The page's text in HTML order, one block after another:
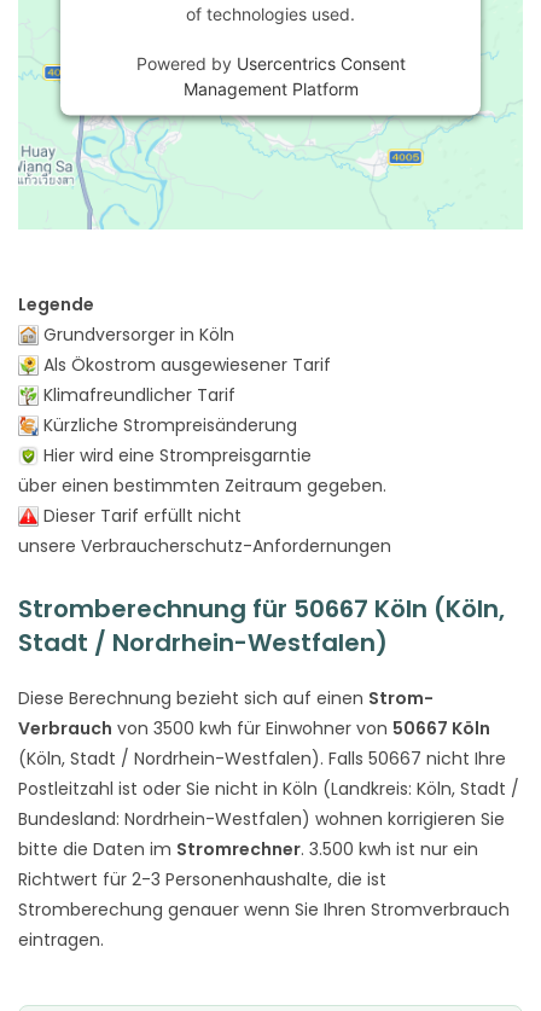
of technologies used.
Powered by Usercentrics Consent
Management Platform
Legende
Grundversorger in Köln
Als Ökostrom ausgewiesener Tarif
Klimafreundlicher Tarif
Kürzliche Strompreisänderung
Hier wird eine Strompreisgarntie
über einen bestimmten Zeitraum gegeben.
Dieser Tarif erfüllt nicht
unsere Verbraucherschutz-Anfordernungen
Stromberechnung für 50667 Köln (Köln,
Stadt / Nordrhein-Westfalen)
Diese Berechnung bezieht sich auf einen Strom-
Verbrauch von 3500 kwh für Einwohner von 50667 Köln
(Köln, Stadt / Nordrhein-Westfalen). Falls 50667 nicht Ihre
Postleitzahl ist oder Sie nicht in Köln (Landkreis: Köln, Stadt /
Bundesland: Nordrhein-Westfalen) wohnen korrigieren Sie
bitte die Daten im Stromrechner. 3.500 kwh ist nur ein
Richtwert für 2-3 Personenhaushalte, die ist
Stromberechung genauer wenn Sie Ihren Stromverbrauch
eintragen.